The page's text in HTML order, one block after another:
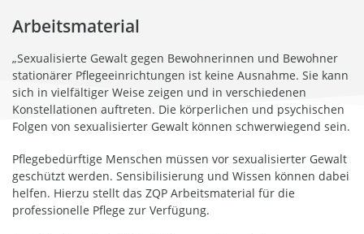
Arbeitsmaterial
„Sexualisierte Gewalt gegen Bewohnerinnen und Bewohner
stationärer Pflegeeinrichtungen ist keine Ausnahme. Sie kann
sich in vielfältiger Weise zeigen und in verschiedenen
Konstellationen auftreten. Die körperlichen und psychischen
Folgen von sexualisierter Gewalt können schwerwiegend sein.
Pflegebedürftige Menschen müssen vor sexualisierter Gewalt
geschützt werden. Sensibilisierung und Wissen können dabei
helfen. Hierzu stellt das ZQP Arbeitsmaterial für die
professionelle Pflege zur Verfügung.